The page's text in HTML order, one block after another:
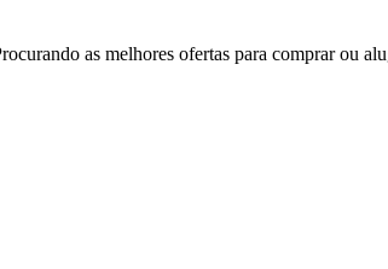
as melhores ofertas para comprar ou